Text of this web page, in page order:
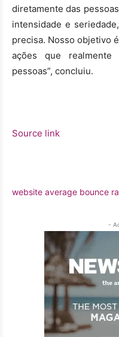
diretamente das
intensidade e
precisa. Nosso objetivo
ações que realmente
pessoas”, concluiu.
Source link
website average bounce
-